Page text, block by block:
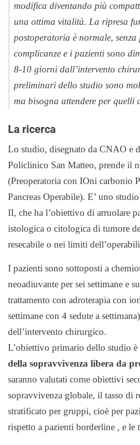
modifica diventando più
una ottima vitalità. La ripresa
postoperatoria è normale,
complicanze e i pazienti sono
8-10 giorni dall’intervento
preliminari dello studio sono
ma bisogna attendere per quelli
La ricerca
Lo studio, disegnato da CNAO e
Policlinico San Matteo, prende il
(Preoperatoria con IOni carbonio
Pancreas Operabile). E’ uno
II, che ha l’obiettivo di arruolare
istologica o citologica di tumore
resecabile o nei limiti
I pazienti sono sottoposti a
neoadiuvante per sei settimane e
trattamento con adroterapia con
settimane con 4 sedute a
dell’intervento chirurgico.
L’obiettivo primario dello studio è
della sopravvivenza libera da
saranno valutati come obiettivi
sopravvivenza globale, il tasso di
stratificato per gruppi, cioè per
rispetto a pazienti borderline , e le